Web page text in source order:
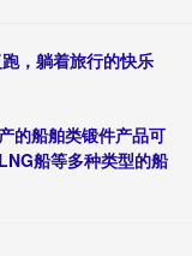
，躺着旅行的快乐
的船舶类锻件产品可
船等多种类型的船